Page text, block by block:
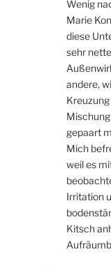
Wenig
Marie
diese
sehr
andere,
gepaart
Mich
weil es
Irritation
Kitsch